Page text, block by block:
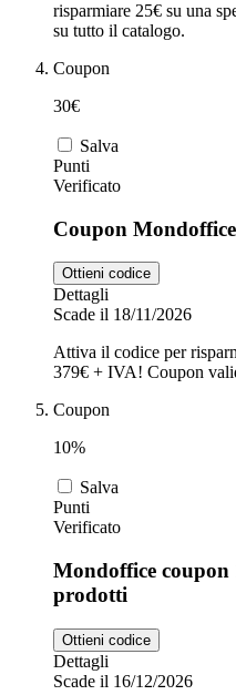
risparmiare 25€ su una
su tutto il catalogo.
Coupon
30€
Salva
Punti
Verificato
Coupon
Ottieni codice
Dettagli
Scade il 18/11/2026
Attiva il codice per
379€ + IVA! Coupon
Coupon
10%
Salva
Punti
Verificato
Mondoffice
prodotti
Ottieni codice
Dettagli
Scade il 16/12/2026